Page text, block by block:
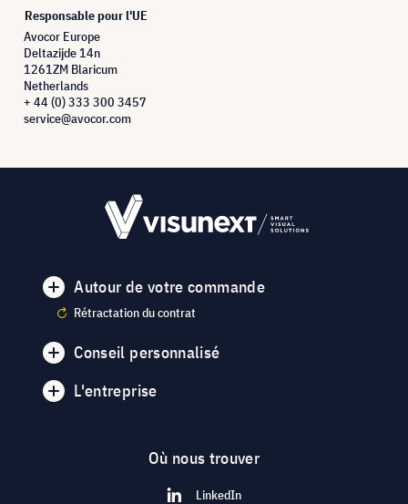
Responsable pour l'UE
Avocor Europe
Deltazijde 14n
1261ZM Blaricum
Netherlands
+ 44 (0) 333 300 3457
service@avocor.com
Autour de votre commande
Rétractation du contrat
Conseil personnalisé
L'entreprise
Où nous trouver
LinkedIn